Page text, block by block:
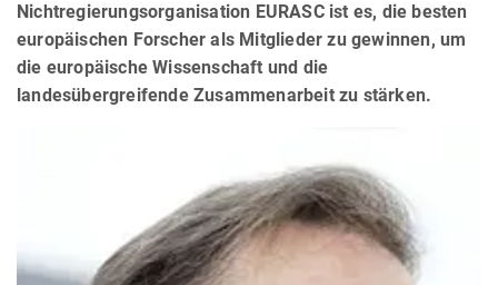
Nichtregierungsorganisation EURASC ist es, die besten
europäischen Forscher als Mitglieder zu gewinnen, um
die europäische Wissenschaft und die
landesübergreifende Zusammenarbeit zu stärken.